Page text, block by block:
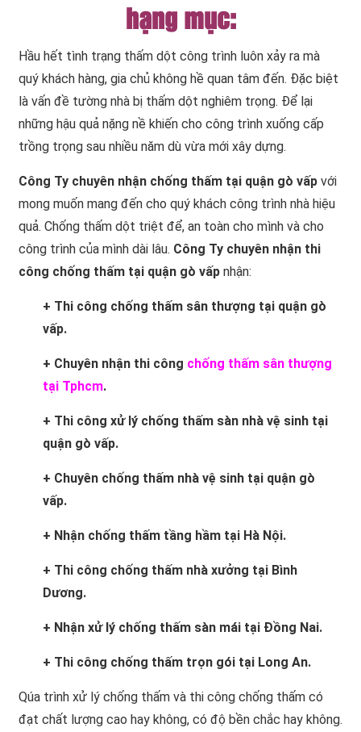
hạng mục:
Hầu hết tình trạng thấm dột công trình luôn xảy ra mà
quý khách hàng, gia chủ không hề quan tâm đến. Đặc biệt
là vấn đề tường nhà bị thấm dột nghiêm trọng. Để lại
những hậu quả nặng nề khiến cho công trình xuống cấp
trồng trọng sau nhiều năm dù vừa mới xây dựng.
Công Ty chuyên nhận chống thấm tại quận gò vấp với
mong muốn mang đến cho quý khách công trình nhà hiệu
quả. Chống thấm dột triệt để, an toàn cho mình và cho
công trình của mình dài lâu. Công Ty chuyên nhận thi
công chống thấm tại quận gò vấp nhận:
+ Thi công chống thấm sân thượng tại quận gò
vấp.
+ Chuyên nhận thi công chống thấm sân thượng
tại Tphcm.
+ Thi công xử lý chống thấm sàn nhà vệ sinh tại
quận gò vấp.
+ Chuyên chống thấm nhà vệ sinh tại quận gò
vấp.
+ Nhận chống thấm tầng hầm tại Hà Nội.
+ Thi công chống thấm nhà xưởng tại Bình
Dương.
+ Nhận xử lý chống thấm sàn mái tại Đồng Nai.
+ Thi công chống thấm trọn gói tại Long An.
Qúa trình xử lý chống thấm và thi công chống thấm có
đạt chất lượng cao hay không, có độ bền chắc hay không.